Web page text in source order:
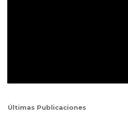
Últimas Publicaciones